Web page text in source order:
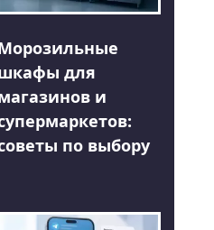
для
и
по выбору